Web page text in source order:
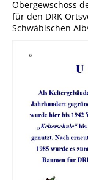
Obergewschoss
für den DRK
Schwäbischen